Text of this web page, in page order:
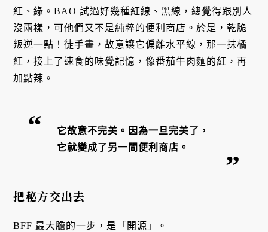
紅、綠。BAO 試過好幾種紅線、黑線，總覺得跟別人
沒兩樣，可他們又不是純粹的便利商店。於是，乾脆
叛逆一點！徒手畫，故意讓它偏離水平線，那一抹橘
紅，接上了速食的味覺記憶，像番茄牛肉麵的紅，再
加點辣。
它故意不完美。因為一旦完美了，
它就變成了另一間便利商店。
把秘方交出去
BFF 最大膽的一步，是「開源」。